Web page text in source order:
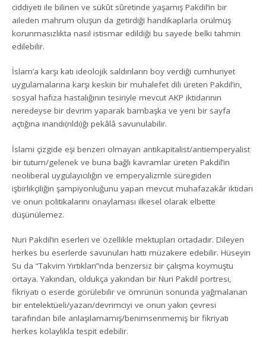
ciddiyeti ile bilinen ve sükût sûretinde yaşamış Pakdil’in bir
aileden mahrum oluşun da getirdiği handikaplarla örülmüş
korunmasızlıkta nasıl istismar edildiği bu sayede belki tahmin
edilebilir.
İslam’a karşı katı ideolojik saldırıların boy verdiği cumhuriyet
uygulamalarına karşı keskin bir muhalefet dili üreten Pakdil’in,
sosyal hafıza hastalığının tesiriyle mevcut AKP iktidarının
neredeyse bir devrim yaparak bambaşka ve yeni bir sayfa
açtığına inandı(rıldı)ğı pekâlâ savunulabilir.
İslami çizgide eşi benzeri olmayan antikapitalist/antiemperyalist
bir tutum/gelenek ve buna bağlı kavramlar üreten Pakdil’in
neoliberal uygulayıcılığın ve emperyalizmle süregiden
işbirlikçiliğin şampiyonluğunu yapan mevcut muhafazakâr iktidarı
ve onun politikalarını onaylaması ilkesel olarak elbette
düşünülemez.
Nuri Pakdil’in eserleri ve özellikle mektupları ortadadır. Dileyen
herkes bu eserlerde savunulan hattı müzakere edebilir. Hüseyin
Su da “Takvim Yırtıkları”nda benzersiz bir çalışma koymuştu
ortaya. Yakından, oldukça yakından bir Nuri Pakdil portresi,
fikriyatı o eserde görülebilir ve ömrünün sonunda yağmalanan
bir entelektüeli/yazarı/devrimciyi ve onun yakın çevresi
tarafından bile anlaşılamamış/benimsenmemiş bir fikriyatı
herkes kolaylıkla tespit edebilir.